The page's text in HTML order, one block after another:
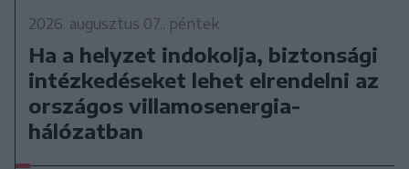
2026. augusztus 07., péntek
Ha a helyzet indokolja, biztonsági
intézkedéseket lehet elrendelni az
országos villamosenergia-
hálózatban